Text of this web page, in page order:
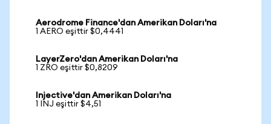
Aerodrome Finance'dan Amerikan Doları'na
1 AERO eşittir $0,4441
LayerZero'dan Amerikan Doları'na
1 ZRO eşittir $0,8209
Injective'dan Amerikan Doları'na
1 INJ eşittir $4,51